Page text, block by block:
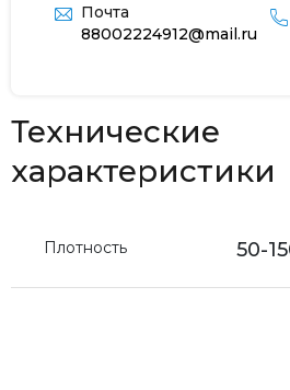
Почта
88002224912@mail.ru
Технические
характеристики
Плотность 50-